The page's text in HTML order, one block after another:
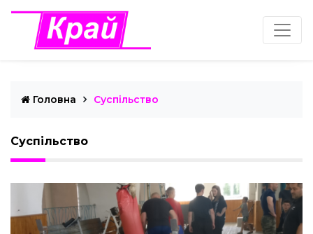
Головна Суспільство
Суспільство